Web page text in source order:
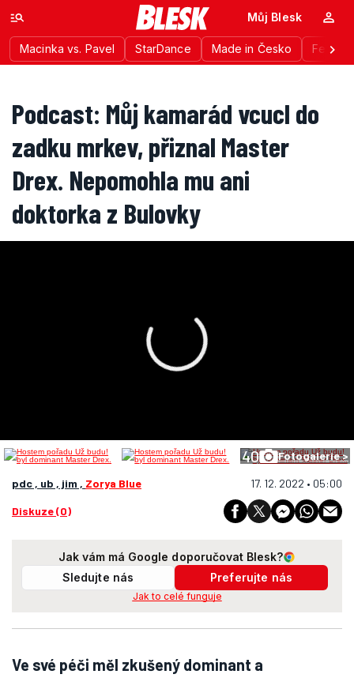
Macinka vs. Pavel StarDance Made in Česko
Můj Blesk
Podcast: Můj kamarád vcucl do
zadku mrkev, přiznal Master
Drex. Nepomohla mu ani
doktorka z Bulovky
40 Fotogalerie >
pdc , ub , jim , Zorya Blue 17. 12. 2022 • 05:00
Diskuze (0)
Jak vám má Google doporučovat Blesk?
Sledujte nás
Preferujte nás
Jak to celé funguje
Ve své péči měl zkušený dominant a